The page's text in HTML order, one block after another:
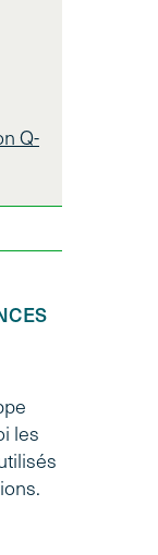
Q-
les